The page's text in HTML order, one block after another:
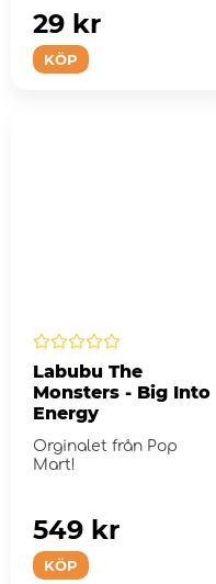
KÖP
29 kr
Labubu The
Monsters - Big Into
Energy
Orginalet från Pop
Mart!
KÖP
549 kr